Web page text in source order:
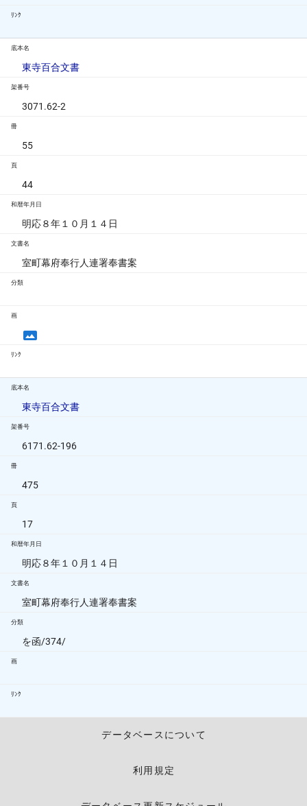
ﾘﾝｸ
底本名
東寺百合文書
架番号
3071.62-2
冊
55
頁
44
和暦年月日
明応８年１０月１４日
文書名
室町幕府奉行人連署奉書案
分類
画
ﾘﾝｸ
底本名
東寺百合文書
架番号
6171.62-196
冊
475
頁
17
和暦年月日
明応８年１０月１４日
文書名
室町幕府奉行人連署奉書案
分類
を函/374/
画
ﾘﾝｸ
データベースについて
利用規定